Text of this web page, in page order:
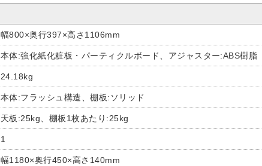
幅800×奥行397×高さ1106mm
本体:強化紙化粧板・パーティクルボード、アジャスター:ABS樹脂
24.18kg
本体:フラッシュ構造、棚板:ソリッド
天板:25kg、棚板1枚あたり:25kg
1
幅1180×奥行450×高さ140mm